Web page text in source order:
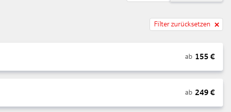
Filter zurücksetzen
ab 155 €
ab 249€